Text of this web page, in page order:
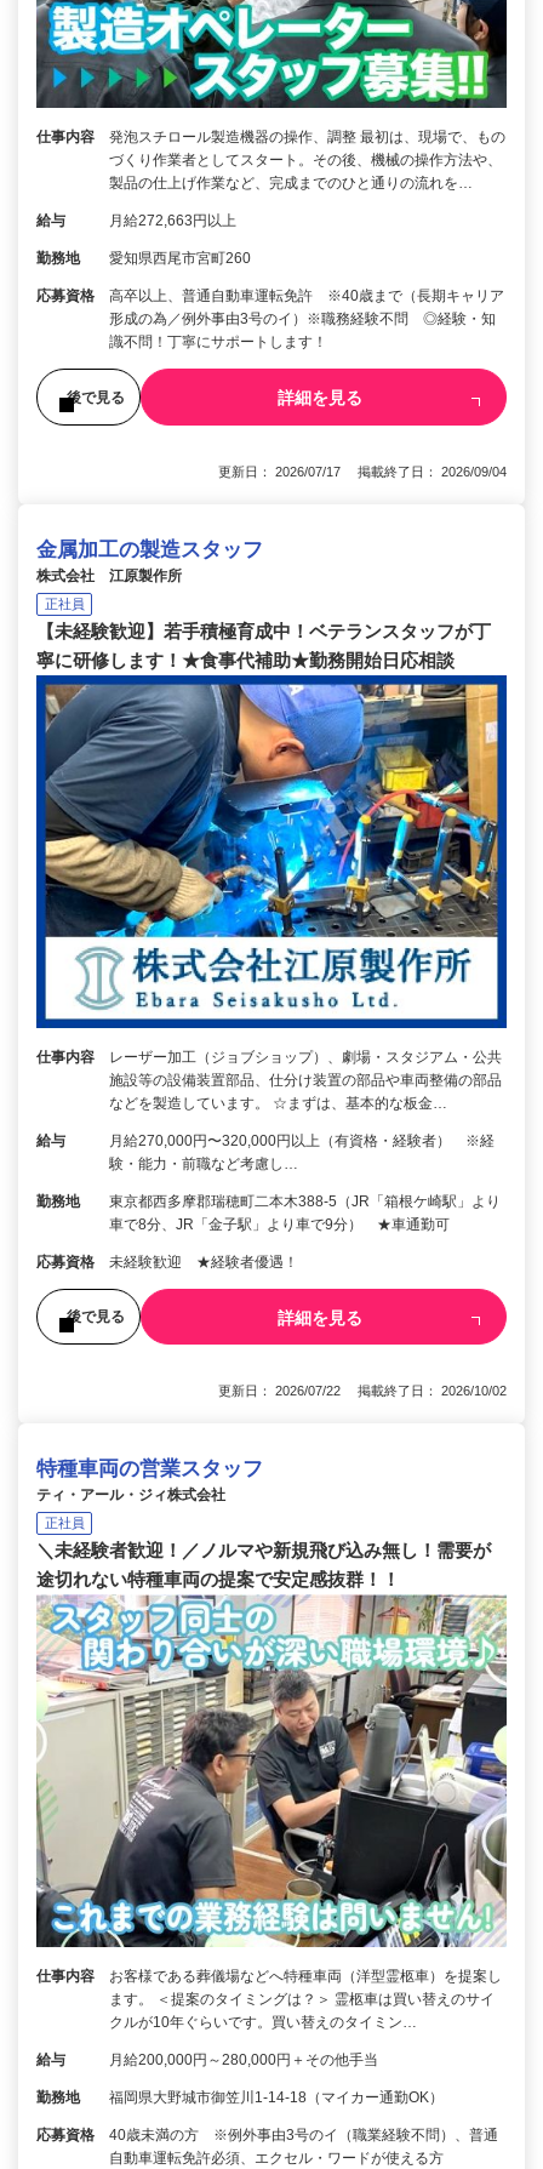
仕事内容
発泡スチロール製造機器の操作、調整 最初は、現場で、もの
づくり作業者としてスタート。その後、機械の操作方法や、
製品の仕上げ作業など、完成までのひと通りの流れを…
給与 月給272,663円以上
勤務地 愛知県西尾市宮町260
応募資格
高卒以上、普通自動車運転免許 ※40歳まで（長期キャリア
形成の為／例外事由3号のイ）※職務経験不問 ◎経験・知
識不問！丁寧にサポートします！
後で見る 詳細を見る
更新日： 2026/07/17 掲載終了日： 2026/09/04
金属加工の製造スタッフ
株式会社 江原製作所
正社員
【未経験歓迎】若手積極育成中！ベテランスタッフが丁
寧に研修します！★食事代補助★勤務開始日応相談
仕事内容
レーザー加工（ジョブショップ）、劇場・スタジアム・公共
施設等の設備装置部品、仕分け装置の部品や車両整備の部品
などを製造しています。 ☆まずは、基本的な板金…
給与
月給270,000円〜320,000円以上（有資格・経験者） ※経
験・能力・前職など考慮し…
勤務地
東京都西多摩郡瑞穂町二本木388-5（JR「箱根ケ崎駅」より
車で8分、JR「金子駅」より車で9分） ★車通勤可
応募資格 未経験歓迎 ★経験者優遇！
後で見る 詳細を見る
更新日： 2026/07/22 掲載終了日： 2026/10/02
特種車両の営業スタッフ
ティ・アール・ジィ株式会社
正社員
＼未経験者歓迎！／ノルマや新規飛び込み無し！需要が
途切れない特種車両の提案で安定感抜群！！
仕事内容
お客様である葬儀場などへ特種車両（洋型霊柩車）を提案し
ます。 ＜提案のタイミングは？＞ 霊柩車は買い替えのサイ
クルが10年ぐらいです。買い替えのタイミン…
給与 月給200,000円～280,000円＋その他手当
勤務地 福岡県大野城市御笠川1-14-18（マイカー通勤OK）
応募資格
40歳未満の方 ※例外事由3号のイ（職業経験不問）、普通
自動車運転免許必須、エクセル・ワードが使える方